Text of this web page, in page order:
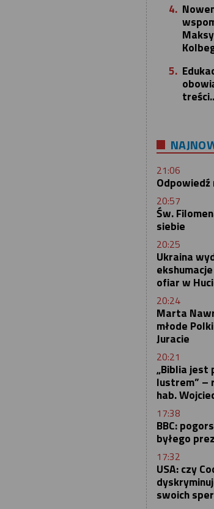
4.
5.
21:06
Odpowiedź
20:57
Św.
siebie
20:25
Ukraina
ofiar w
20:24
Marta
młode
Juracie
20:21
„Biblia jest
lustrem” –
hab.
17:38
BBC:
byłego
17:32
USA: czy
swoich